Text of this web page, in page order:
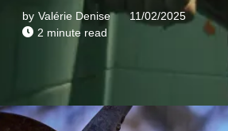
by Valérie Denise
11/02/2025
2 minute read